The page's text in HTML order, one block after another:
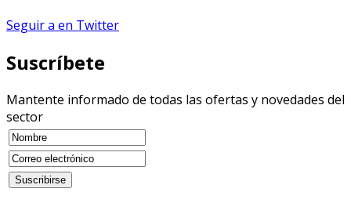
Seguir a en Twitter
Suscríbete
Mantente informado de todas las ofertas y novedades del
sector